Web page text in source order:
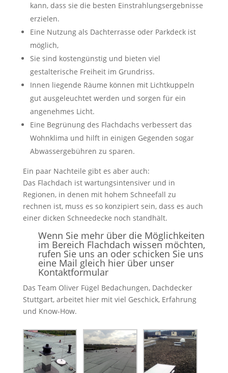
kann, dass sie die besten Einstrahlungsergebnisse
erzielen.
Eine Nutzung als Dachterrasse oder Parkdeck ist
möglich,
Sie sind kostengünstig und bieten viel
gestalterische Freiheit im Grundriss.
Innen liegende Räume können mit Lichtkuppeln
gut ausgeleuchtet werden und sorgen für ein
angenehmes Licht.
Eine Begrünung des Flachdachs verbessert das
Wohnklima und hilft in einigen Gegenden sogar
Abwassergebühren zu sparen.
Ein paar Nachteile gibt es aber auch:
Das Flachdach ist wartungsintensiver und in
Regionen, in denen mit hohem Schneefall zu
rechnen ist, muss es so konzipiert sein, dass es auch
einer dicken Schneedecke noch standhält.
Wenn Sie mehr über die Möglichkeiten
im Bereich Flachdach wissen möchten,
rufen Sie uns an oder schicken Sie uns
eine Mail gleich hier über unser
Kontaktformular
Das Team Oliver Fügel Bedachungen, Dachdecker
Stuttgart, arbeitet hier mit viel Geschick, Erfahrung
und Know-How.